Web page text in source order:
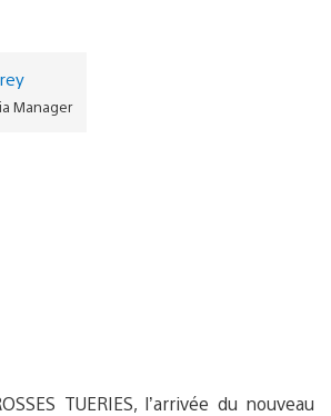
Manager
TUERIES, l’arrivée du nouveau